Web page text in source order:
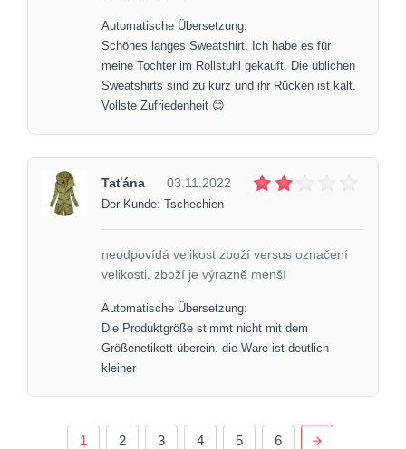
Automatische Übersetzung:
Schönes langes Sweatshirt. Ich habe es für
meine Tochter im Rollstuhl gekauft. Die üblichen
Sweatshirts sind zu kurz und ihr Rücken ist kalt.
Vollste Zufriedenheit 😊
Taťána 03.11.2022
Der Kunde: Tschechien
neodpovídá velikost zboží versus označení
velikosti. zboží je výrazně menší
Automatische Übersetzung:
Die Produktgröße stimmt nicht mit dem
Größenetikett überein. die Ware ist deutlich
kleiner
1 2 3 4 5 6